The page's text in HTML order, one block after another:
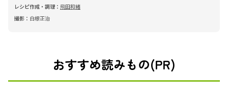
レシピ作成・調理： 飛田和緒
撮影： 白根正治
おすすめ読みもの(PR)